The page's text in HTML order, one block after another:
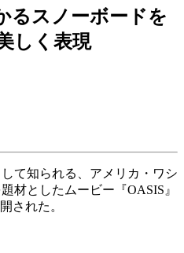
るスノーボードを
しく表現
て知られる、アメリカ・ワシ
材としたムービー『OASIS』
された。